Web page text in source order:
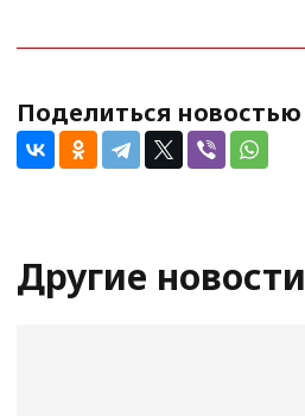
Поделиться новостью
Другие новости